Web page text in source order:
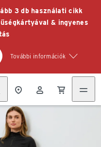
3 db használati cikk
& ingyenes
További információk